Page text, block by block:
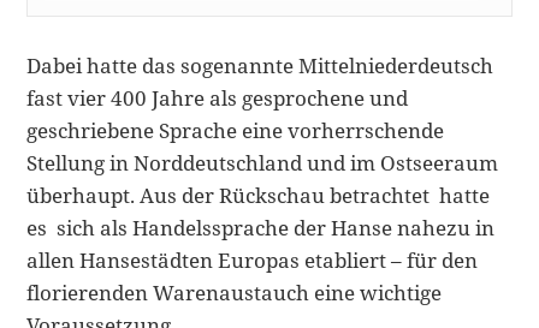
Dabei hatte das sogenannte Mittelniederdeutsch
fast vier 400 Jahre als gesprochene und
geschriebene Sprache eine vorherrschende
Stellung in Norddeutschland und im Ostseeraum
überhaupt. Aus der Rückschau betrachtet hatte
es sich als Handelssprache der Hanse nahezu in
allen Hansestädten Europas etabliert – für den
florierenden Warenaustauch eine wichtige